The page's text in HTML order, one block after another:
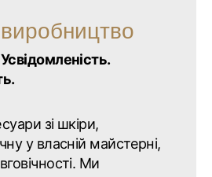
зі шкіри,
у власній майстерні,
Ми